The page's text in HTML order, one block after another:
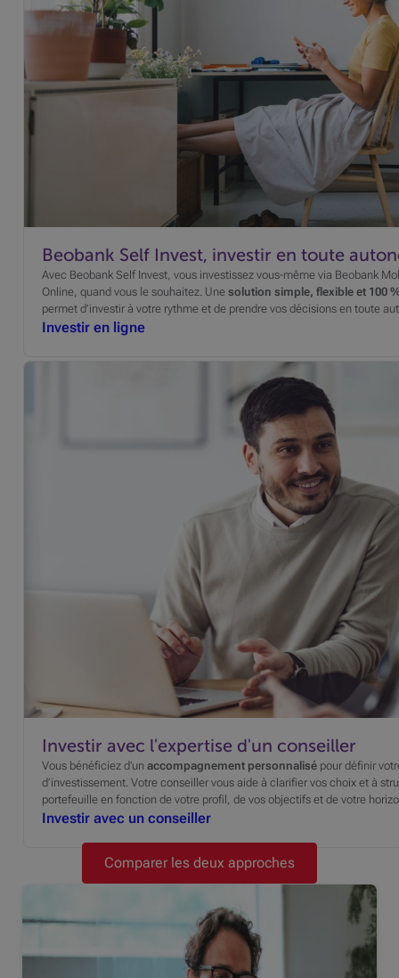
Beobank Self Invest, investir en toute
Avec Beobank Self Invest, vous investissez vous-même via Beobank
Online, quand vous le souhaitez. Une solution simple, flexible et 100
permet d’investir à votre rythme et de prendre vos décisions en toute
Investir en ligne
Investir avec l'expertise d'un conseiller
Vous bénéficiez d'un accompagnement personnalisé pour définir
d’investissement. Votre conseiller vous aide à clarifier vos choix et à
portefeuille en fonction de votre profil, de vos objectifs et de votre
Investir avec un conseiller
Comparer les deux approches